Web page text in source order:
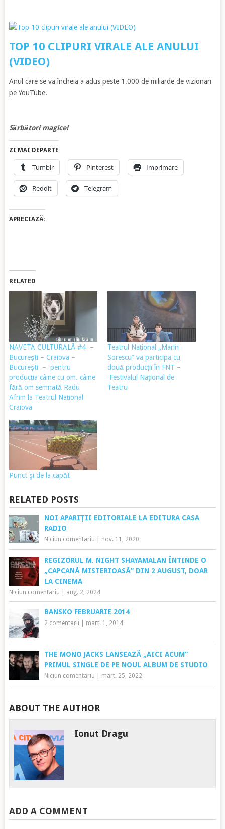
TOP 10 CLIPURI VIRALE ALE ANULUI
(VIDEO)
Anul care se va încheia a adus peste 1.000 de miliarde de vizionari
pe YouTube.
Sărbători magice!
ZI MAI DEPARTE
Tumblr Pinterest Imprimare
Reddit Telegram
APRECIAZĂ:
RELATED
NAVETA CULTURALĂ #4 –
București – Craiova –
București – pentru
producția câine cu om. câine
fără om semnată Radu
Afrim la Teatrul Național
Craiova
Teatrul Național „Marin
Sorescu” va participa cu
două producții în FNT –
Festivalul Național de
Teatru
Punct şi de la capăt
RELATED POSTS
NOI APARIŢII EDITORIALE LA EDITURA CASA
RADIO
Niciun comentariu nov. 11, 2020
REGIZORUL M. NIGHT SHAYAMALAN ÎNTINDE O
„CAPCANĂ MISTERIOASĂ” DIN 2 AUGUST, DOAR
LA CINEMA
Niciun comentariu aug. 2, 2024
BANSKO FEBRUARIE 2014
2 comentarii mart. 1, 2014
THE MONO JACKS LANSEAZĂ „AICI ACUM”
PRIMUL SINGLE DE PE NOUL ALBUM DE STUDIO
Niciun comentariu mart. 25, 2022
ABOUT THE AUTHOR
Ionut Dragu
ADD A COMMENT